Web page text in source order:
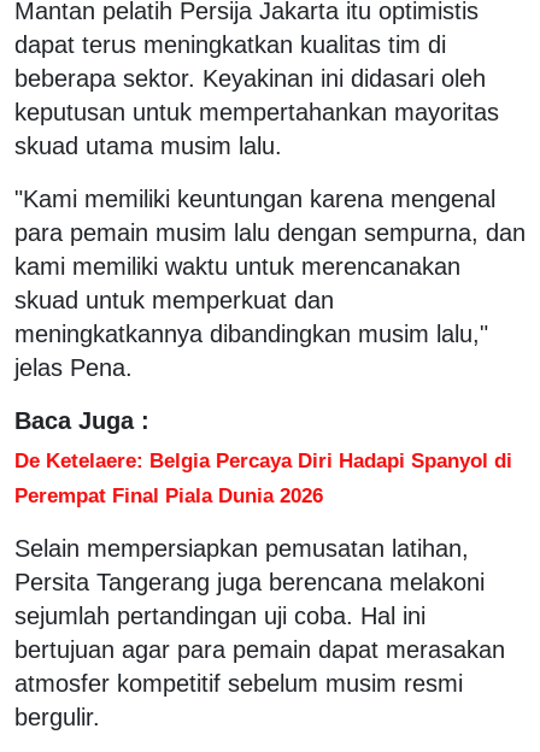
Mantan pelatih Persija Jakarta itu optimistis
dapat terus meningkatkan kualitas tim di
beberapa sektor. Keyakinan ini didasari oleh
keputusan untuk mempertahankan mayoritas
skuad utama musim lalu.
"Kami memiliki keuntungan karena mengenal
para pemain musim lalu dengan sempurna, dan
kami memiliki waktu untuk merencanakan
skuad untuk memperkuat dan
meningkatkannya dibandingkan musim lalu,"
jelas Pena.
Baca Juga :
De Ketelaere: Belgia Percaya Diri Hadapi Spanyol di
Perempat Final Piala Dunia 2026
Selain mempersiapkan pemusatan latihan,
Persita Tangerang juga berencana melakoni
sejumlah pertandingan uji coba. Hal ini
bertujuan agar para pemain dapat merasakan
atmosfer kompetitif sebelum musim resmi
bergulir.